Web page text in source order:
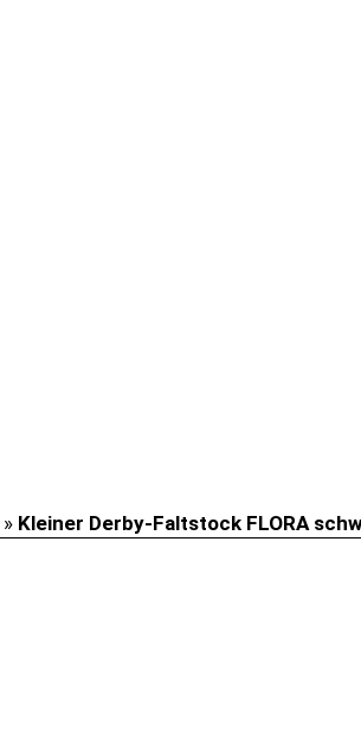
» Kleiner Derby-Faltstock FLORA